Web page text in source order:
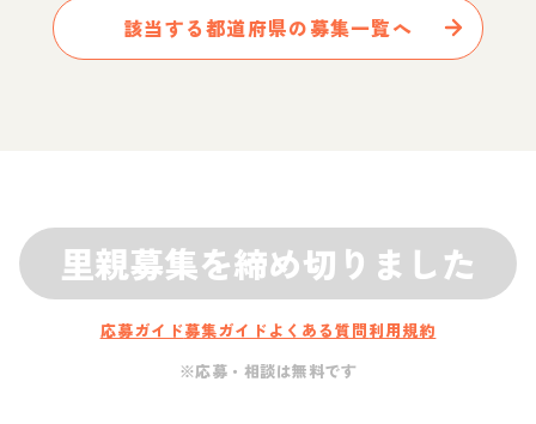
該当する都道府県の募集一覧へ
里親募集を締め切りました
応募ガイド募集ガイド よくある質問利用規約
※応募・相談は無料です